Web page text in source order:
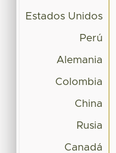
Estados Unidos
Perú
Alemania
Colombia
China
Rusia
Canadá